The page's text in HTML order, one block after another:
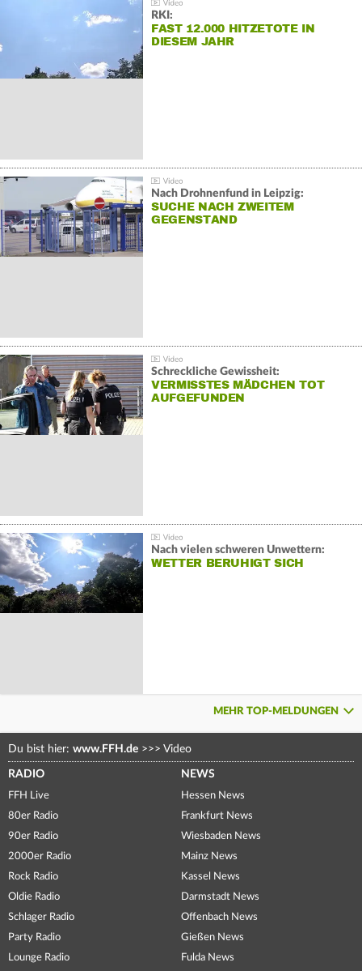
RKI:
FAST 12.000 HITZETOTE IN
DIESEM JAHR
Nach Drohnenfund in Leipzig:
SUCHE NACH ZWEITEM
GEGENSTAND
Schreckliche Gewissheit:
VERMISSTES MÄDCHEN TOT
AUFGEFUNDEN
Nach vielen schweren Unwettern:
WETTER BERUHIGT SICH
MEHR TOP-MELDUNGEN
Du bist hier: www.FFH.de >>> Video
RADIO
FFH Live
80er Radio
90er Radio
2000er Radio
Rock Radio
Oldie Radio
Schlager Radio
Party Radio
Lounge Radio
NEWS
Hessen News
Frankfurt News
Wiesbaden News
Mainz News
Kassel News
Darmstadt News
Offenbach News
Gießen News
Fulda News